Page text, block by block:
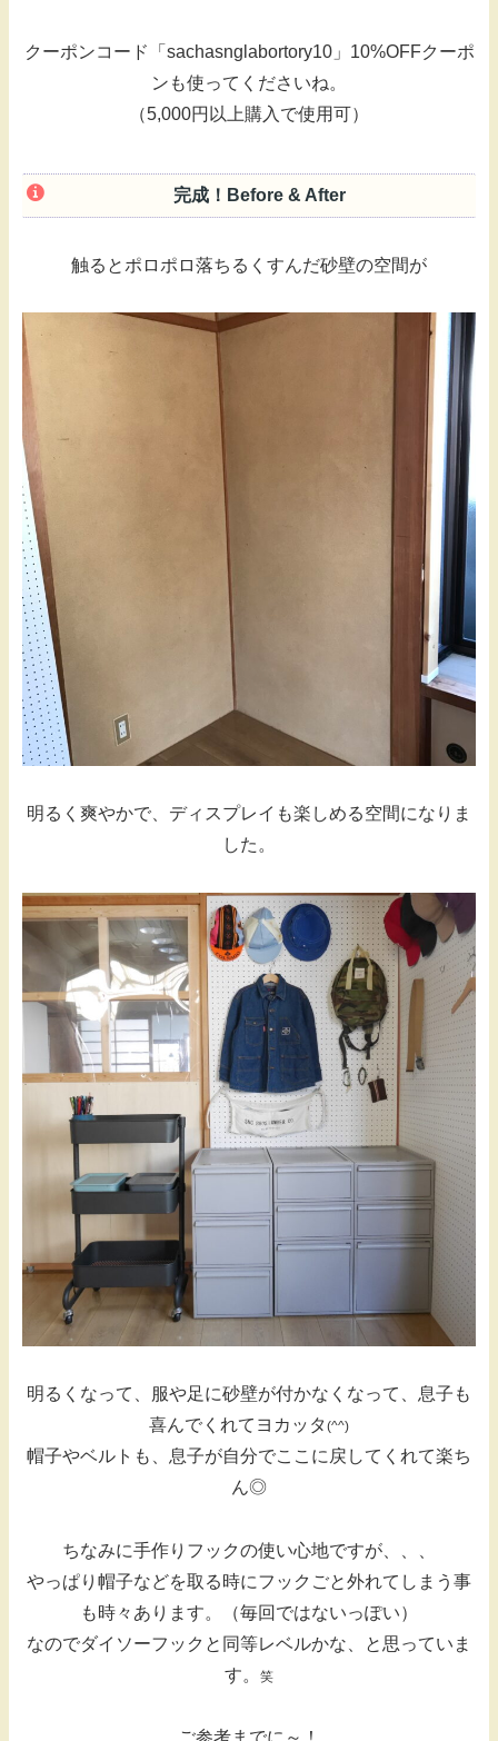
クーポンコード「sachasnglabortory10」10%OFFクーポ
ンも使ってくださいね。
（5,000円以上購入で使用可）
完成！Before & After
触るとポロポロ落ちるくすんだ砂壁の空間が
明るく爽やかで、ディスプレイも楽しめる空間になりま
した。
明るくなって、服や足に砂壁が付かなくなって、息子も
喜んでくれてヨカッタ(^^)
帽子やベルトも、息子が自分でここに戻してくれて楽ち
ん◎
ちなみに手作りフックの使い心地ですが、、、
やっぱり帽子などを取る時にフックごと外れてしまう事
も時々あります。（毎回ではないっぽい）
なのでダイソーフックと同等レベルかな、と思っていま
す。
笑